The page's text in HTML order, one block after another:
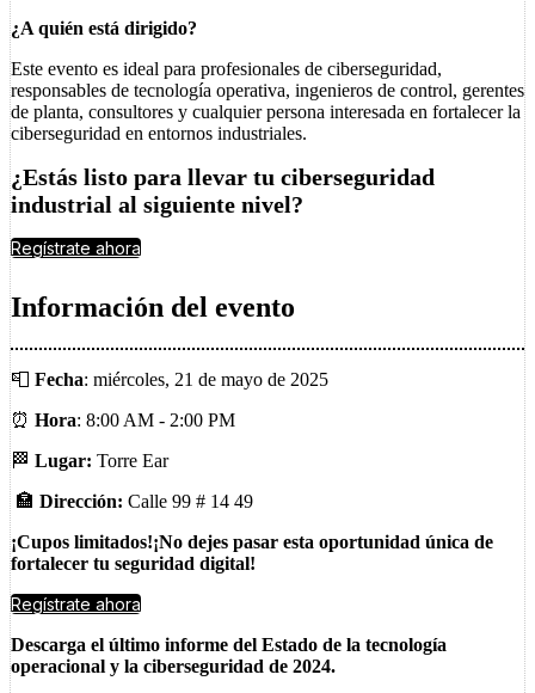
¿A quién está dirigido?
Este evento es ideal para profesionales de ciberseguridad,
responsables de tecnología operativa, ingenieros de control, gerentes
de planta, consultores y cualquier persona interesada en fortalecer la
ciberseguridad en entornos industriales.
¿Estás listo para llevar tu ciberseguridad
industrial al siguiente nivel?
Regístrate ahora
Información del evento
📮 Fecha: miércoles, 21 de mayo de 2025
⏰ Hora: 8:00 AM - 2:00 PM
🏁 Lugar: Torre Ear
🏣 Dirección: Calle 99 # 14 49
¡Cupos limitados!¡No dejes pasar esta oportunidad única de
fortalecer tu seguridad digital!
Regístrate ahora
Descarga el último informe del Estado de la tecnología
operacional y la ciberseguridad de 2024.